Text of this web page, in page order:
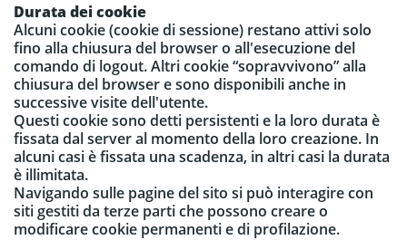
Durata dei cookie
Alcuni cookie (cookie di sessione) restano attivi solo
fino alla chiusura del browser o all'esecuzione del
comando di logout. Altri cookie “sopravvivono” alla
chiusura del browser e sono disponibili anche in
successive visite dell'utente.
Questi cookie sono detti persistenti e la loro durata è
fissata dal server al momento della loro creazione. In
alcuni casi è fissata una scadenza, in altri casi la durata
è illimitata.
Navigando sulle pagine del sito si può interagire con
siti gestiti da terze parti che possono creare o
modificare cookie permanenti e di profilazione.